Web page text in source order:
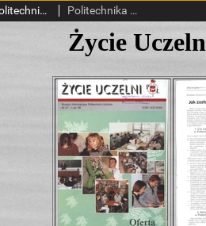
Życie Uczelni : biuletyn informacyjny Politechniki Łódzkiej nr 47 (1998) [HTML] Politechnika Łódzka.